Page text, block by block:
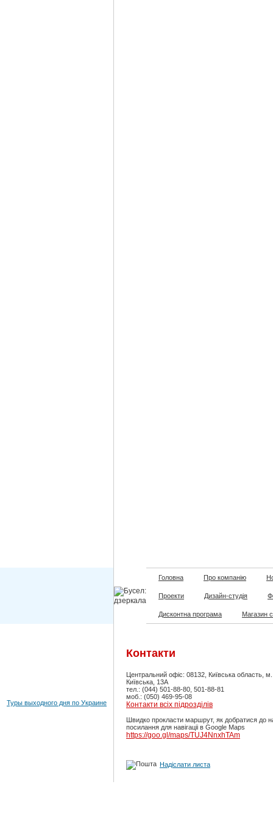
Головна Про компанію
Проекти Дизайн-студія
Дисконтна програма Магазин
Туры выходного дня по Украине
Контакти
Центральний офіс: 08132, Київська область,
Київська, 13А
тел.: (044) 501-88-80, 501-88-81
моб.: (050) 469-95-08
Контакти всіх підрозділів
Швидко прокласти маршрут, як добратися до
посилання для навігаціі в Google Maps
https://goo.gl/maps/TUJ4NnxhTAm
Надіслати листа